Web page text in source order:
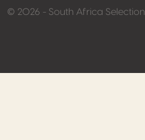
© 2026 - South Africa Selection